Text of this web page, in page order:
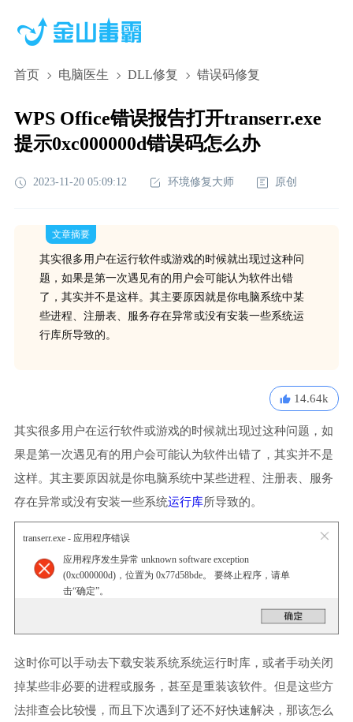
首页 电脑医生 DLL修复 错误码修复
WPS Office错误报告打开transerr.exe
提示0xc000000d错误码怎么办
2023-11-20 05:09:12 环境修复大师 原创
文章摘要
其实很多用户在运行软件或游戏的时候就出现过这种问
题，如果是第一次遇见有的用户会可能认为软件出错
了，其实并不是这样。其主要原因就是你电脑系统中某
些进程、注册表、服务存在异常或没有安装一些系统运
行库所导致的。
14.64k
其实很多用户在运行软件或游戏的时候就出现过这种问题，如
果是第一次遇见有的用户会可能认为软件出错了，其实并不是
这样。其主要原因就是你电脑系统中某些进程、注册表、服务
存在异常或没有安装一些系统运行库所导致的。
transerr.exe - 应用程序错误
应用程序发生异常 unknown software exception
(0xc000000d)，位置为 0x77d58bde。 要终止程序，请单
击“确定”。
这时你可以手动去下载安装系统系统运行时库，或者手动关闭
掉某些非必要的进程或服务，甚至是重装该软件。但是这些方
法排查会比较慢，而且下次遇到了还不好快速解决，那该怎么